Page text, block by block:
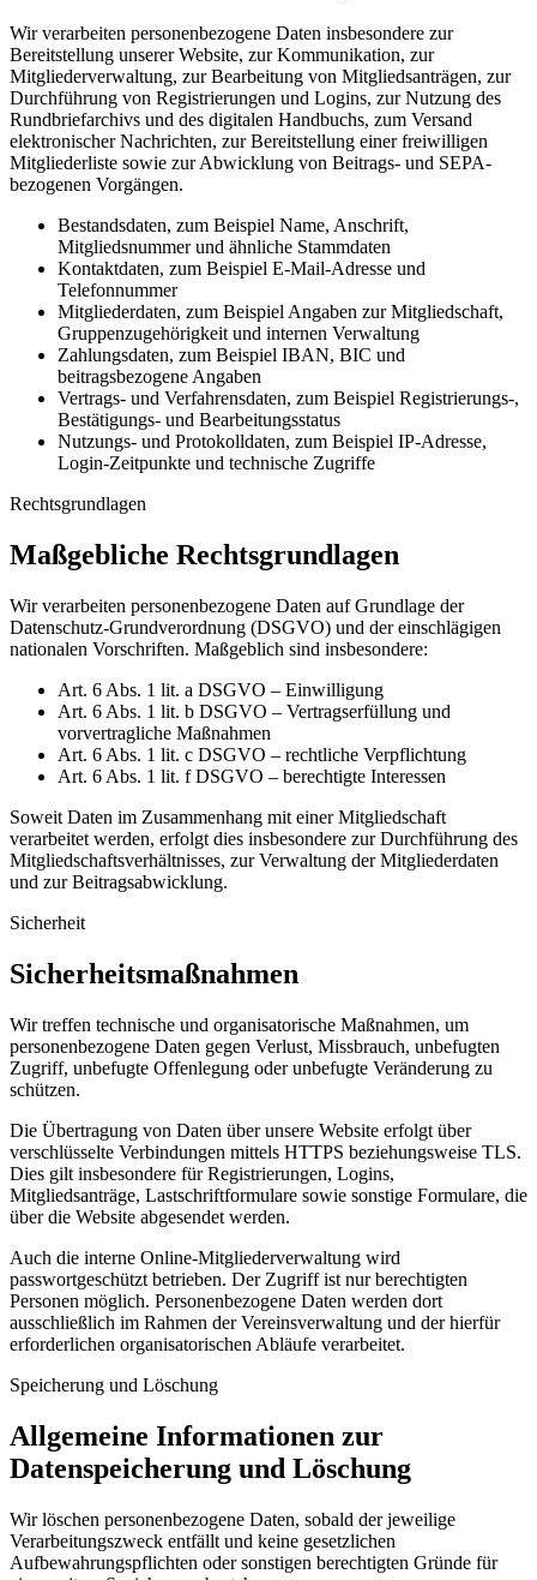
Wir verarbeiten personenbezogene Daten insbesondere zur
Bereitstellung unserer Website, zur Kommunikation, zur
Mitgliederverwaltung, zur Bearbeitung von Mitgliedsanträgen, zur
Durchführung von Registrierungen und Logins, zur Nutzung des
Rundbriefarchivs und des digitalen Handbuchs, zum Versand
elektronischer Nachrichten, zur Bereitstellung einer freiwilligen
Mitgliederliste sowie zur Abwicklung von Beitrags- und SEPA-
bezogenen Vorgängen.
Bestandsdaten, zum Beispiel Name, Anschrift,
Mitgliedsnummer und ähnliche Stammdaten
Kontaktdaten, zum Beispiel E-Mail-Adresse und
Telefonnummer
Mitgliederdaten, zum Beispiel Angaben zur Mitgliedschaft,
Gruppenzugehörigkeit und internen Verwaltung
Zahlungsdaten, zum Beispiel IBAN, BIC und
beitragsbezogene Angaben
Vertrags- und Verfahrensdaten, zum Beispiel Registrierungs-,
Bestätigungs- und Bearbeitungsstatus
Nutzungs- und Protokolldaten, zum Beispiel IP-Adresse,
Login-Zeitpunkte und technische Zugriffe
Rechtsgrundlagen
Maßgebliche Rechtsgrundlagen
Wir verarbeiten personenbezogene Daten auf Grundlage der
Datenschutz-Grundverordnung (DSGVO) und der einschlägigen
nationalen Vorschriften. Maßgeblich sind insbesondere:
Art. 6 Abs. 1 lit. a DSGVO – Einwilligung
Art. 6 Abs. 1 lit. b DSGVO – Vertragserfüllung und
vorvertragliche Maßnahmen
Art. 6 Abs. 1 lit. c DSGVO – rechtliche Verpflichtung
Art. 6 Abs. 1 lit. f DSGVO – berechtigte Interessen
Soweit Daten im Zusammenhang mit einer Mitgliedschaft
verarbeitet werden, erfolgt dies insbesondere zur Durchführung des
Mitgliedschaftsverhältnisses, zur Verwaltung der Mitgliederdaten
und zur Beitragsabwicklung.
Sicherheit
Sicherheitsmaßnahmen
Wir treffen technische und organisatorische Maßnahmen, um
personenbezogene Daten gegen Verlust, Missbrauch, unbefugten
Zugriff, unbefugte Offenlegung oder unbefugte Veränderung zu
schützen.
Die Übertragung von Daten über unsere Website erfolgt über
verschlüsselte Verbindungen mittels HTTPS beziehungsweise TLS.
Dies gilt insbesondere für Registrierungen, Logins,
Mitgliedsanträge, Lastschriftformulare sowie sonstige Formulare, die
über die Website abgesendet werden.
Auch die interne Online-Mitgliederverwaltung wird
passwortgeschützt betrieben. Der Zugriff ist nur berechtigten
Personen möglich. Personenbezogene Daten werden dort
ausschließlich im Rahmen der Vereinsverwaltung und der hierfür
erforderlichen organisatorischen Abläufe verarbeitet.
Speicherung und Löschung
Allgemeine Informationen zur
Datenspeicherung und Löschung
Wir löschen personenbezogene Daten, sobald der jeweilige
Verarbeitungszweck entfällt und keine gesetzlichen
Aufbewahrungspflichten oder sonstigen berechtigten Gründe für